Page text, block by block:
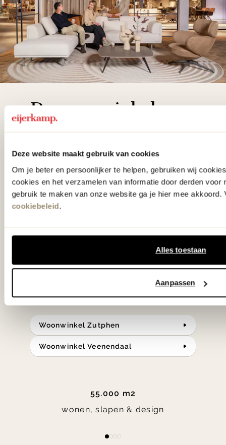
Deze website maakt gebruik van cookies
Om je beter en persoonlijker te helpen, gebruiken wij
cookies en het verzamelen van informatie door derden voor
gebruik te maken van onze website ga je hier mee akkoord.
cookiebeleid.
Alles toestaan
Aanpassen
De woonwinkel
gezien op tv!
Wie kent het programma vtwonen
'Weer verliefd op je huis' niet? We
hebben met liefde de mooiste woon-,
slaap- en designcollecties
klassiekers en de nieuwste ontwerpen
in verrassende materialen en kleuren!
Bekijk onze openingstijden en
bereken je route.
Woonwinkel Zutphen
Woonwinkel Veenendaal
55.000 m2
wonen, slapen & design